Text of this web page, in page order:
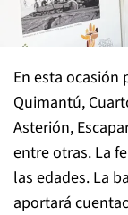
En esta ocasión
Quimantú,
Asterión,
entre otras. La
las edades. La
aportará